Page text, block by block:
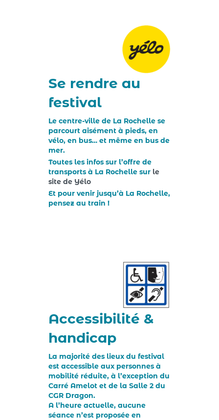
Se rendre au
festival
Le centre-ville de La Rochelle se
parcourt aisément à pieds, en
vélo, en bus… et même en bus de
mer.
Toutes les infos sur l’offre de
transports à La Rochelle sur le
site de Yélo
Et pour venir jusqu’à La Rochelle,
pensez au train !
Accessibilité &
handicap
La majorité des lieux du festival
est accessible aux personnes à
mobilité réduite, à l’exception du
Carré Amelot et de la Salle 2 du
CGR Dragon.
A l’heure actuelle, aucune
séance n’est proposée en